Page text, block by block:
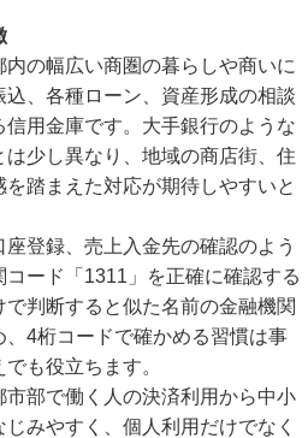
の幅広い商圏の暮らしや商いに
、各種ローン、資産形成の相談
用金庫です。大手銀行のような
少し異なり、地域の商店街、住
踏まえた対応が期待しやすいと
登録、売上入金先の確認のよう
ード「1311」を正確に確認する
判断すると似た名前の金融機関
4桁コードで確かめる習慣は事
も役立ちます。
部で働く人の決済利用から中小
みやすく、個人利用だけでなく